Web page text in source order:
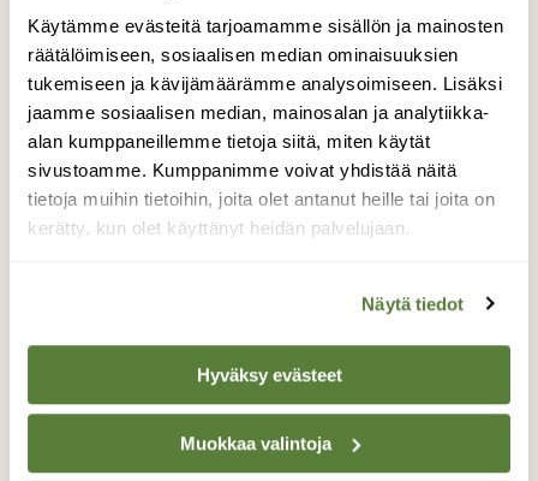
Käytämme evästeitä tarjoamamme sisällön ja mainosten
räätälöimiseen, sosiaalisen median ominaisuuksien
tukemiseen ja kävijämäärämme analysoimiseen. Lisäksi
jaamme sosiaalisen median, mainosalan ja analytiikka-
alan kumppaneillemme tietoja siitä, miten käytät
sivustoamme. Kumppanimme voivat yhdistää näitä
tietoja muihin tietoihin, joita olet antanut heille tai joita on
kerätty, kun olet käyttänyt heidän palvelujaan.
Näytä tiedot
Hyväksy evästeet
Muokkaa valintoja
Tikankolo.
Tikka tai palokärki on rakennusmestareina
ollut tässä.
Valokuvaaja: Hannu Rissanen, Näädänmaa 4.3.2016